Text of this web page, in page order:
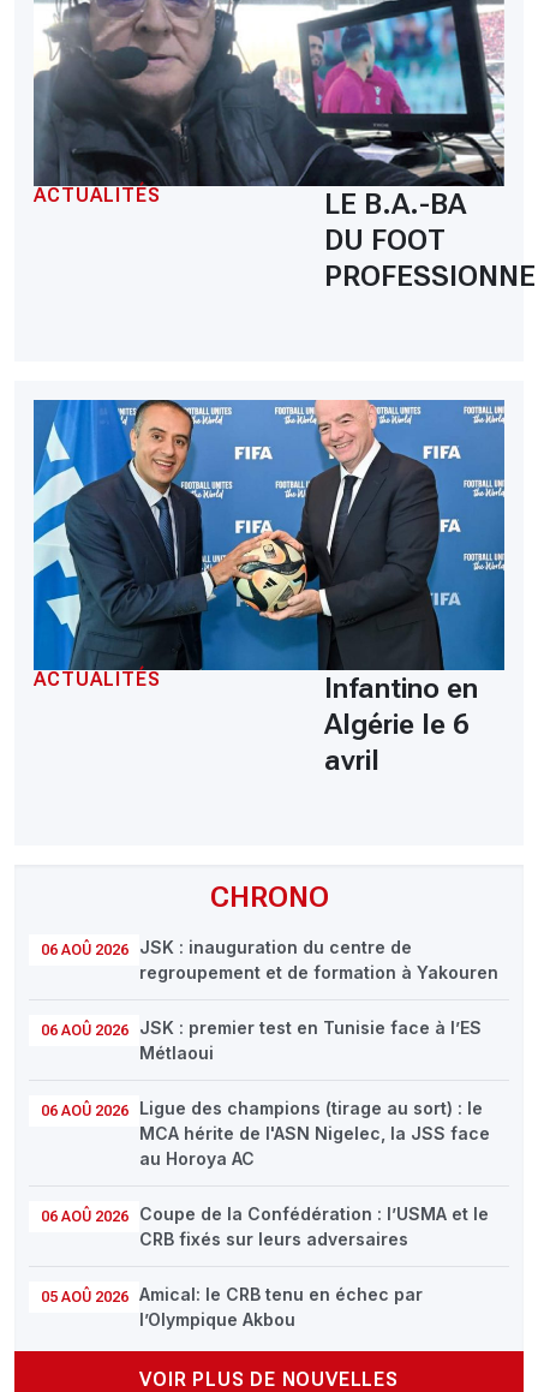
CHRONO
06 AOÛ 2026
JSK : inauguration du centre de
regroupement et de formation à Yakouren
06 AOÛ 2026
JSK : premier test en Tunisie face à l’ES
Métlaoui
06 AOÛ 2026
Ligue des champions (tirage au sort) : le
MCA hérite de l'ASN Nigelec, la JSS face
au Horoya AC
06 AOÛ 2026
Coupe de la Confédération : l’USMA et le
CRB fixés sur leurs adversaires
05 AOÛ 2026
Amical: le CRB tenu en échec par
l’Olympique Akbou
VOIR PLUS DE NOUVELLES
ACTUALITÉS
LE B.A.-BA
DU FOOT
ACTUALITÉS
Infantino en
Algérie le 6
avril